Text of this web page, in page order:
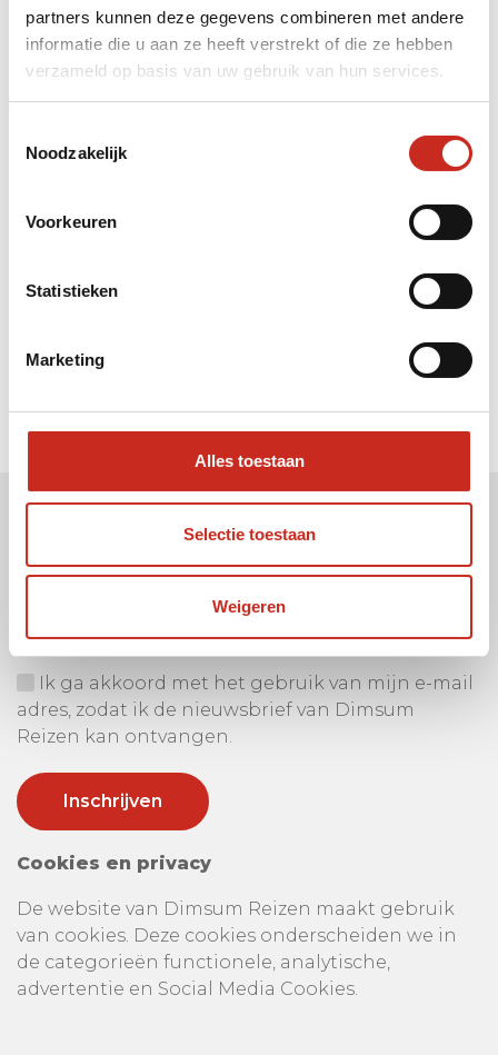
partners kunnen deze gegevens combineren met andere
informatie die u aan ze heeft verstrekt of die ze hebben
verzameld op basis van uw gebruik van hun services.
Noodzakelijk
Voorkeuren
Statistieken
Marketing
Alles toestaan
Selectie toestaan
Weigeren
Liever meteen contact met
Hanne ?
Mail: info@dim-sum.nl
Uw e-mail adres:
Ik ga akkoord met het gebruik van mijn e-mail
adres, zodat ik de nieuwsbrief van Dimsum
Reizen kan ontvangen.
Cookies en privacy
De website van Dimsum Reizen maakt gebruik
van cookies. Deze cookies onderscheiden we in
de categorieën functionele, analytische,
advertentie en Social Media Cookies.